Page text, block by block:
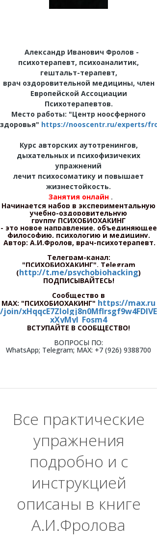
Александр Иванович Фролов -
психотерапевт, психоаналитик,
гештальт-терапевт,
врач оздоровительной медицины, член
Европейской Ассоциации
Психотерапевтов.
Место работы: "Центр ноосферного
здоровья" https://nooscentr.ru/experts/
Курс авторских аутотренингов,
дыхательных и психофизичеких
упражнений
лечит психосоматику и повышает
жизнестойкость.
Занятия онлайн .
Начинается набор в экспериментальную
учебно-оздоровительную
группу ПСИХОБИОХАКИНГ
- это новое направление, объединяющее
философию, психологию и медицину.
Автор: А.И.Фролов, врач-психотерапевт.
Телеграм-канал:
"ПСИХОБИОХАКИНГ". Telegram
(http://t.me/psychobiohacking)
ПОДПИСЫВАЙТЕСЬ!
Сообщество в
МАХ: "ПСИХОБИОХАКИНГ" https://max.ru
/join/xHqqcE7ZIolgj8n0Mflrsgf9w4FDlVE
xXyMyl_Fosm4
ВСТУПАЙТЕ В СООБЩЕСТВО!
ВОПРОСЫ ПО:
WhatsApp; Telegram; МАХ: +7 (926) 9388700
Все практические
упражнения
подробно и с
инструкцией
описаны в книге
А.И.Фролова